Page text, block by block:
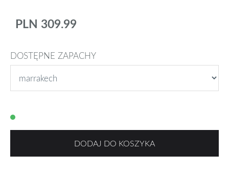
PLN 309.99
DOSTĘPNE ZAPACHY
DODAJ DO KOSZYKA